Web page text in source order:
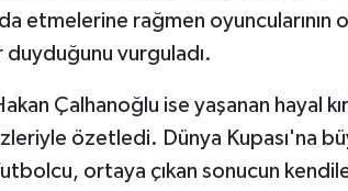
etmelerine rağmen oyuncularının
vurguladı.
Çalhanoğlu ise yaşanan hayal
özetledi. Dünya Kupası'na
ortaya çıkan sonucun